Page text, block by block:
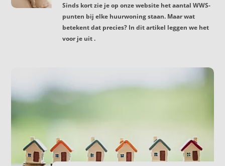
Sinds kort zie je op onze website het aantal WWS-
punten bij elke huurwoning staan. Maar wat
betekent dat precies? In dit artikel leggen we het
voor je uit .